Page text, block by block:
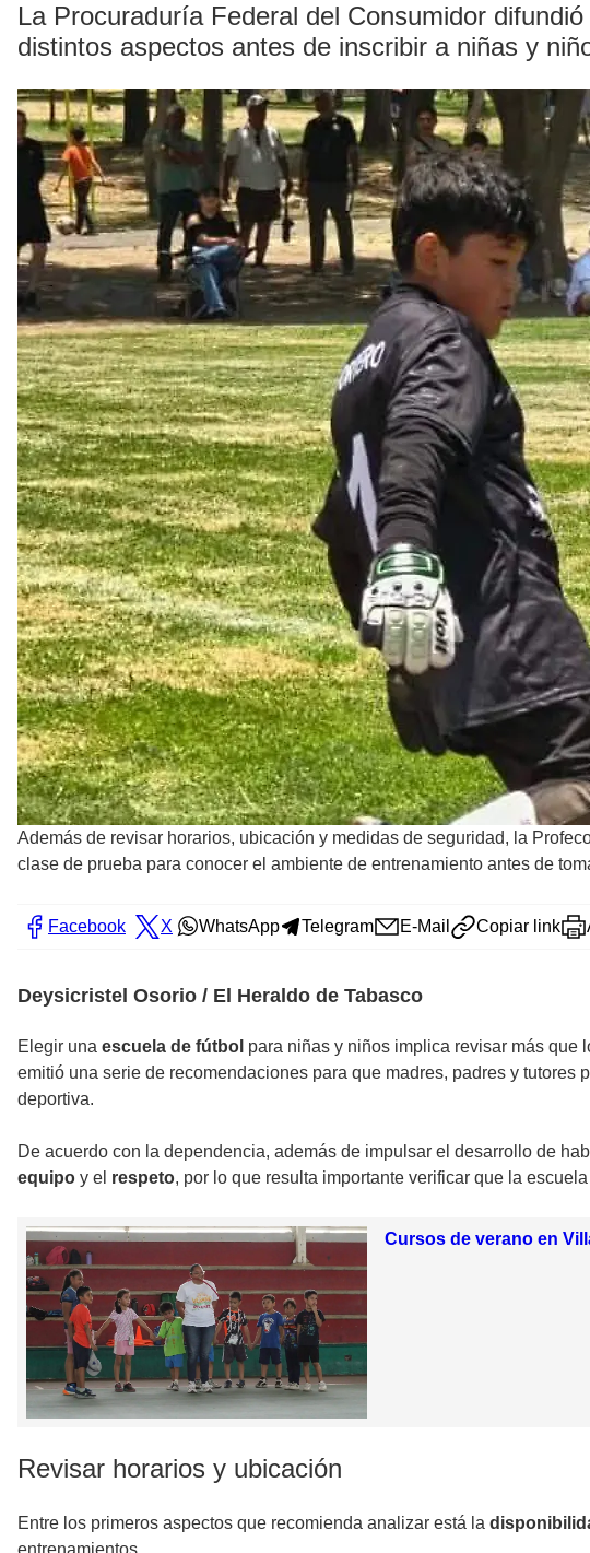
La Procuraduría Federal del Consumidor
distintos aspectos antes de inscribir a niñas y
Además de revisar horarios, ubicación y medidas de seguridad, la
clase de prueba para conocer el ambiente de entrenamiento antes de
Facebook X WhatsApp Telegram E-Mail Copiar link
Deysicristel Osorio / El Heraldo de Tabasco
Elegir una escuela de fútbol para niñas y niños implica revisar más que
emitió una serie de recomendaciones para que madres, padres y
deportiva.
De acuerdo con la dependencia, además de impulsar el desarrollo de
equipo y el respeto, por lo que resulta importante verificar que la
Cursos de verano en
Revisar horarios y ubicación
Entre los primeros aspectos que recomienda analizar está la
entrenamientos.